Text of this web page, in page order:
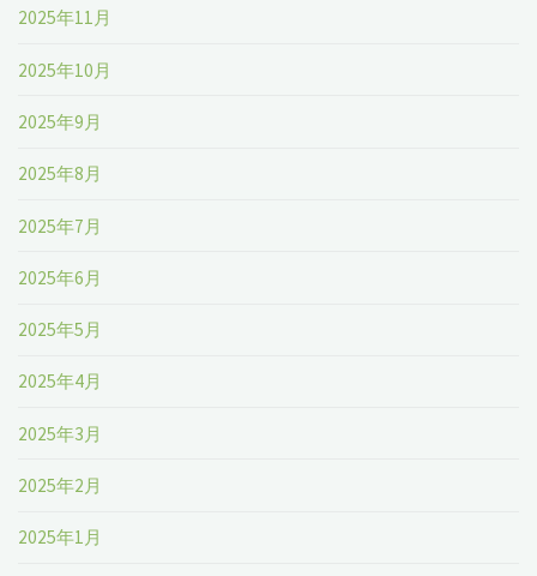
2025年11月
2025年10月
2025年9月
2025年8月
2025年7月
2025年6月
2025年5月
2025年4月
2025年3月
2025年2月
2025年1月